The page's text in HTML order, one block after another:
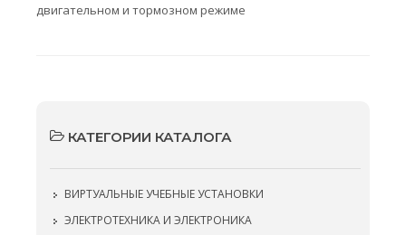
двигательном и тормозном режиме
КАТЕГОРИИ КАТАЛОГА
ВИРТУАЛЬНЫЕ УЧЕБНЫЕ УСТАНОВКИ
ЭЛЕКТРОТЕХНИКА И ЭЛЕКТРОНИКА